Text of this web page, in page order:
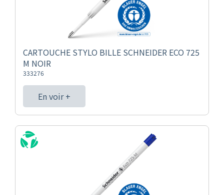
CARTOUCHE STYLO BILLE SCHNEIDER ECO 725
M NOIR
333276
En voir +